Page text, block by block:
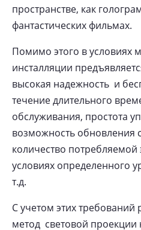
пространстве, как
фантастических фильмах.
Помимо этого в условиях
инсталляции
высокая надежность и
течение длительного
обслуживания, простота
возможность обновления
количество потребляемой
условиях определенного
т.д.
С учетом этих
метод световой